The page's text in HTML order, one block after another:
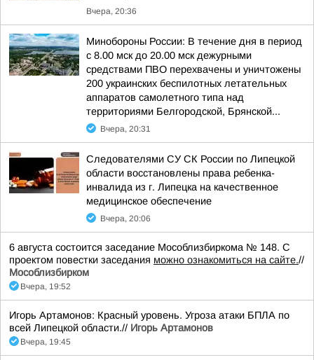
Вчера, 20:36
Минобороны России: В течение дня в период
с 8.00 мск до 20.00 мск дежурными
средствами ПВО перехвачены и уничтожены
200 украинских беспилотных летательных
аппаратов самолетного типа над
территориями Белгородской, Брянской...
Вчера, 20:31
Следователями СУ СК России по Липецкой
области восстановлены права ребенка-
инвалида из г. Липецка на качественное
медицинское обеспечение
Вчера, 20:06
6 августа состоится заседание Мособлизбиркома № 148. С
проектом повестки заседания можно ознакомиться на сайте.//
Мособлизбирком
Вчера, 19:52
Игорь Артамонов: Красный уровень. Угроза атаки БПЛА по
всей Липецкой области.// Игорь Артамонов
Вчера, 19:45